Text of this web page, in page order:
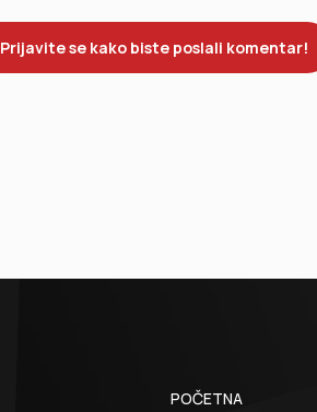
Prijavite se kako biste poslali komentar!
POČETNA